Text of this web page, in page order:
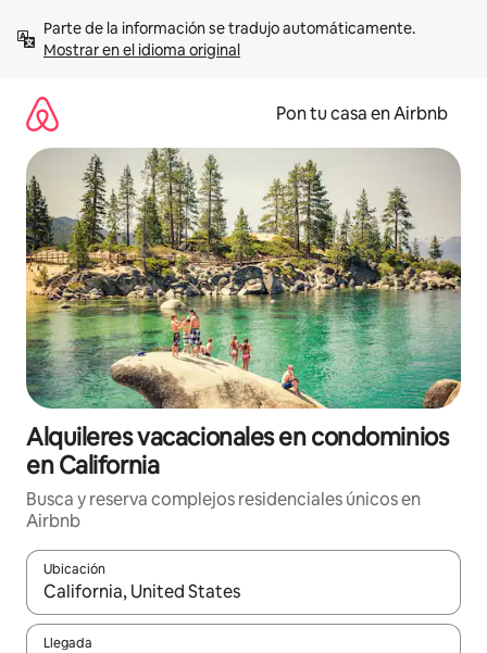
contenidoMostrar en el idioma original
Pon tu casa en Airbnb
Alquileres vacacionales en condominios
en California
Busca y reserva complejos residenciales únicos en
Airbnb
Ubicación
Cuando los resultados estén disponibles, navega con las
Llegada